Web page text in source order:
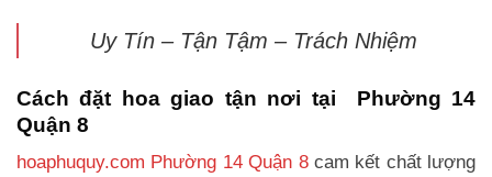
Uy Tín – Tận Tậm – Trách Nhiệm
Cách đặt hoa giao tận nơi tại Phường 14
Quận 8
hoaphuquy.com Phường 14 Quận 8cam kết chất lượng